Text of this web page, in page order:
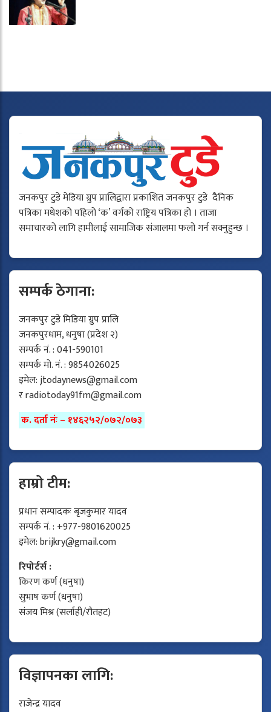
जनकपुर टुडे मेडिया ग्रुप प्रालिद्वारा प्रकाशित जनकपुर टुडे दैनिक
पत्रिका मधेशको पहिलो ‘क’ वर्गको राष्ट्रिय पत्रिका हो । ताजा
समाचारको लागि हामीलाई सामाजिक संजालमा फलो गर्न सक्नुहुन्छ ।
सम्पर्क ठेगाना:
जनकपुर टुडे मिडिया ग्रुप प्रालि
जनकपुरधाम, धनुषा (प्रदेश २)
सम्पर्क नं. : 041-590101
सम्पर्क मो. नं. : 9854026025
इमेल:jtodaynews@gmail.com
रradiotoday91fm@gmail.com
क. दर्ता नंः – १४६२५२/०७२/०७३
हाम्रो टीम:
प्रधान सम्पादकः बृजकुमार यादव
सम्पर्क नं. : +977-9801620025
इमेल:brijkry@gmail.com
रिपोर्टर्स :
किरण कर्ण (धनुषा)
सुभाष कर्ण (धनुषा)
संजय मिश्र (सर्लाही/रौतहट)
विज्ञापनका लागि:
राजेन्द्र यादव